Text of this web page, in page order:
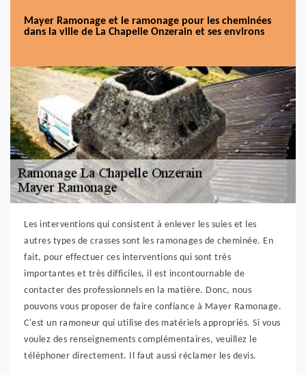
Mayer Ramonage et le ramonage pour les cheminées
dans la ville de La Chapelle Onzerain et ses environs
Les interventions qui consistent à enlever les suies et les
autres types de crasses sont les ramonages de cheminée. En
fait, pour effectuer ces interventions qui sont très
importantes et très difficiles, il est incontournable de
contacter des professionnels en la matière. Donc, nous
pouvons vous proposer de faire confiance à Mayer Ramonage.
C'est un ramoneur qui utilise des matériels appropriés. Si vous
voulez des renseignements complémentaires, veuillez le
téléphoner directement. Il faut aussi réclamer les devis.